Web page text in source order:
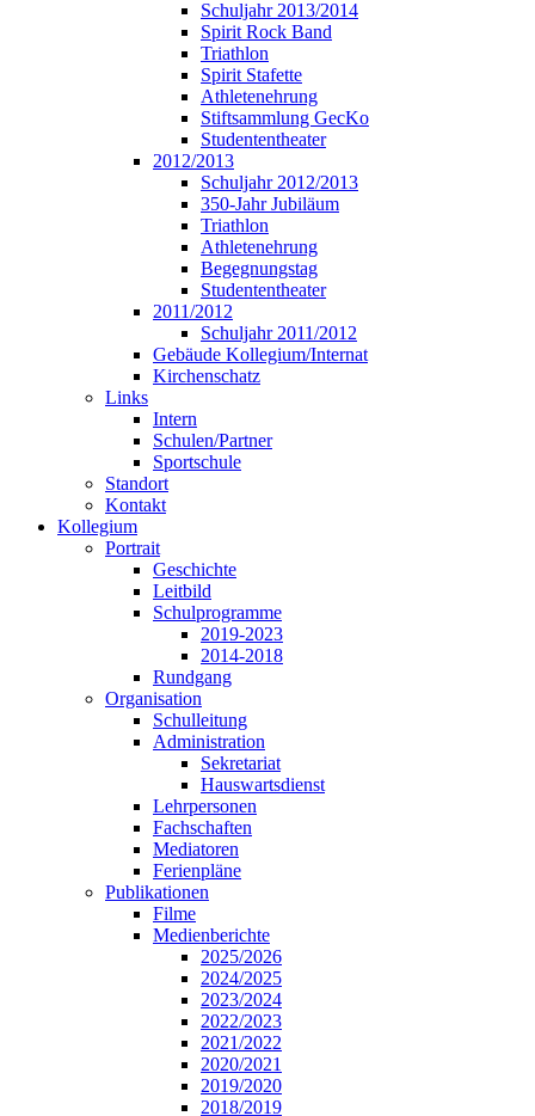
Schuljahr 2013/2014
Spirit Rock Band
Triathlon
Spirit Stafette
Athletenehrung
Stiftsammlung GecKo
Studententheater
2012/2013
Schuljahr 2012/2013
350-Jahr Jubiläum
Triathlon
Athletenehrung
Begegnungstag
Studententheater
2011/2012
Schuljahr 2011/2012
Gebäude Kollegium/Internat
Kirchenschatz
Links
Intern
Schulen/Partner
Sportschule
Standort
Kontakt
Kollegium
Portrait
Geschichte
Leitbild
Schulprogramme
2019-2023
2014-2018
Rundgang
Organisation
Schulleitung
Administration
Sekretariat
Hauswartsdienst
Lehrpersonen
Fachschaften
Mediatoren
Ferienpläne
Publikationen
Filme
Medienberichte
2025/2026
2024/2025
2023/2024
2022/2023
2021/2022
2020/2021
2019/2020
2018/2019